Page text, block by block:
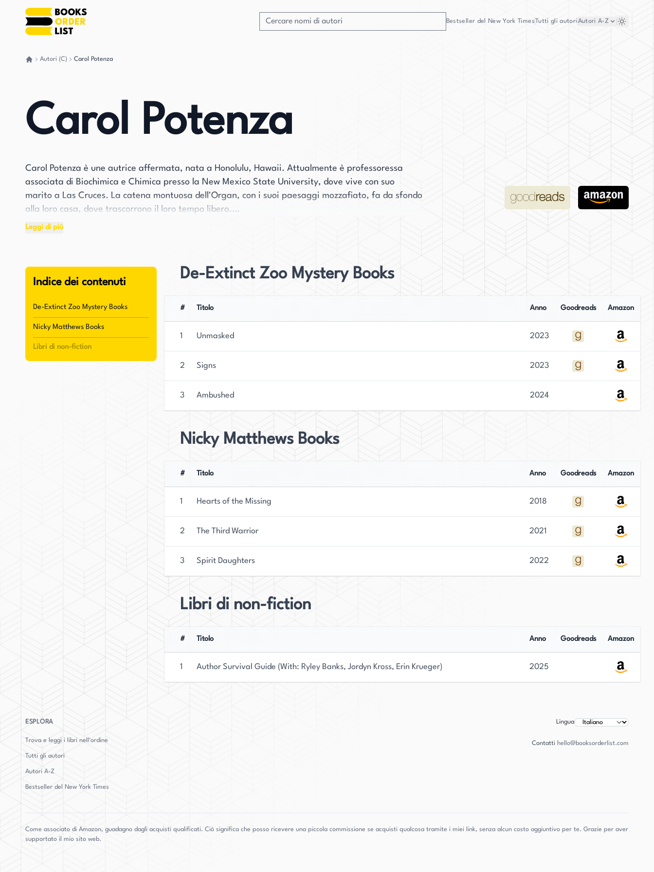
Bestseller del New York TimesTutti gli autoriAutori A-Z
Autori (C) Carol Potenza
Carol Potenza
Carol Potenza è une autrice affermata, nata a Honolulu, Hawaii. Attualmente è professoressa
associata di Biochimica e Chimica presso la New Mexico State University, dove vive con suo
marito a Las Cruces. La catena montuosa dell'Organ, con i suoi paesaggi mozzafiato, fa da sfondo
alla loro casa, dove trascorrono il loro tempo libero.
le permette di educare i suoi studenti sugli effetti biochimici delle sostanze tossiche, mentre
utilizza anche le sue conoscenze per escogitare metodi di omicidio sofisticati nei suoi romanzi.
sorella.
La carriera di successo di Potenza come scrittrice è iniziata quando ha vinto il Tony Hillerman Prize
per il suo primo libro, Hearts of the Missing. Ha successivamente pubblicato due libri della serie
Nicky Matthews Mystery, The Third Warrior e Spirit Daughters, che ha vinto il Daphne Du Maurier
first prize per il Mainstream Mystery e Suspense. Oltre a questa serie, Potenza scrive due altre
femminili, gli elementi paranormali e i mysteri d'omicidio, che lei chiama "BiocheMystery". I libri di
Potenza sono tutti ambientati nello splendido stato del New Mexico, dove attualmente risiede con
Leggi di più
Indice dei contenuti
De-Extinct Zoo Mystery Books
Nicky Matthews Books
Libri di non-fiction
De-Extinct Zoo Mystery Books
# Titolo Anno Goodreads Amazon
1 Unmasked 2023
2 Signs 2023
3 Ambushed 2024
Nicky Matthews Books
# Titolo Anno Goodreads Amazon
1 Hearts of the Missing 2018
2 The Third Warrior 2021
3 Spirit Daughters 2022
Libri di non-fiction
# Titolo Anno Goodreads Amazon
1 Author Survival Guide (With: Ryley Banks, Jordyn Kross, Erin Krueger) 2025
ESPLORA
Trova e leggi i libri nell'ordine
Tutti gli autori
Autori A-Z
Bestseller del New York Times
Lingua
Contatti hello@booksorderlist.com
Come associato di Amazon, guadagno dagli acquisti qualificati. Ciò significa che posso ricevere una piccola commissione se acquisti qualcosa tramite i miei link, senza alcun costo aggiuntivo per te. Grazie per aver
supportato il mio sito web.